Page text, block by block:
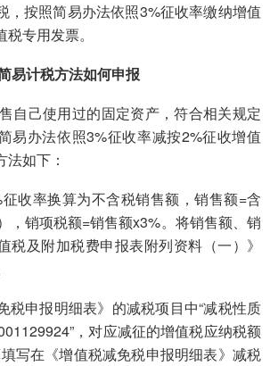
，按照简易办法依照3%征收率缴纳增值
专用发票。
易计税方法如何申报
自己使用过的固定资产，符合相关规定
易办法依照3%征收率减按2%征收增值
如下：
收率换算为不含税销售额，销售额=含
，销项税额=销售额x3%。将销售额、销
税及附加税费申报表附列资料（一）》
税申报明细表》的减税项目中“减税性质
，对应减征的增值税应纳税额
写在《增值税减免税申报明细表》减税